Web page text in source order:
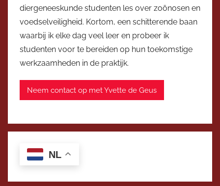
diergeneeskunde studenten les over zoönosen en
voedselveiligheid. Kortom, een schitterende baan
waarbij ik elke dag veel leer en probeer ik
studenten voor te bereiden op hun toekomstige
werkzaamheden in de praktijk.
Neem contact op met Yvette de Geus
NL